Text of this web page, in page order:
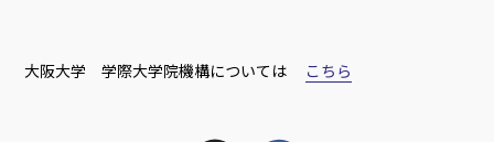
大阪大学 学際大学院機構については こちら